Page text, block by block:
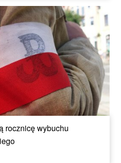
rocznicę wybuchu